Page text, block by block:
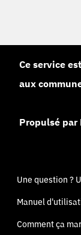
Ce service
aux
Propulsé par
Une question ?
Manuel
Comment ça